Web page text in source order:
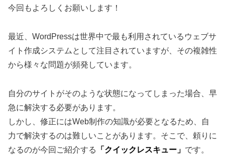
今回もよろしくお願いします！
最近、WordPressは世界中で最も利用されているウェブサ
イト作成システムとして注目されていますが、その複雑性
から様々な問題が頻発しています。
自分のサイトがそのような状態になってしまった場合、早
急に解決する必要があります。
しかし、修正にはWeb制作の知識が必要となるため、自
力で解決するのは難しいことがあります。そこで、頼りに
なるのが今回ご紹介する
「 クイックレスキュー 」 です。